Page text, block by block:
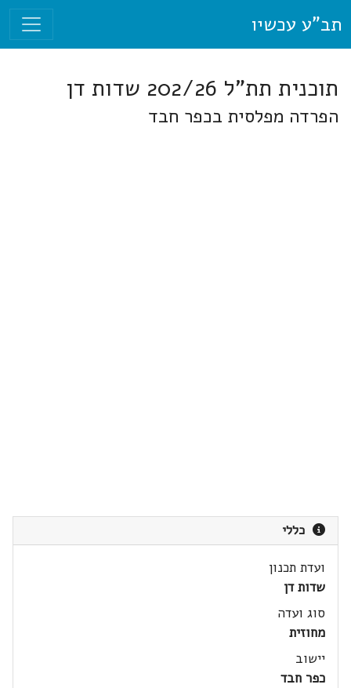
תב"ע עכשיו
תוכנית תת"ל 202/26 שדות דן
הפרדה מפלסית בכפר חבד
כללי
ועדת תכנון
שדות דן
סוג ועדה
מחוזית
יישוב
כפר חבד